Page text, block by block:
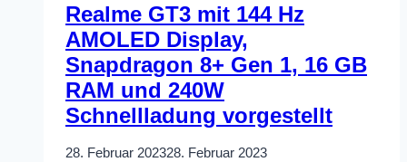
Realme GT3 mit 144 Hz
AMOLED Display,
Snapdragon 8+ Gen 1, 16 GB
RAM und 240W
Schnellladung vorgestellt
28. Februar 202328. Februar 2023